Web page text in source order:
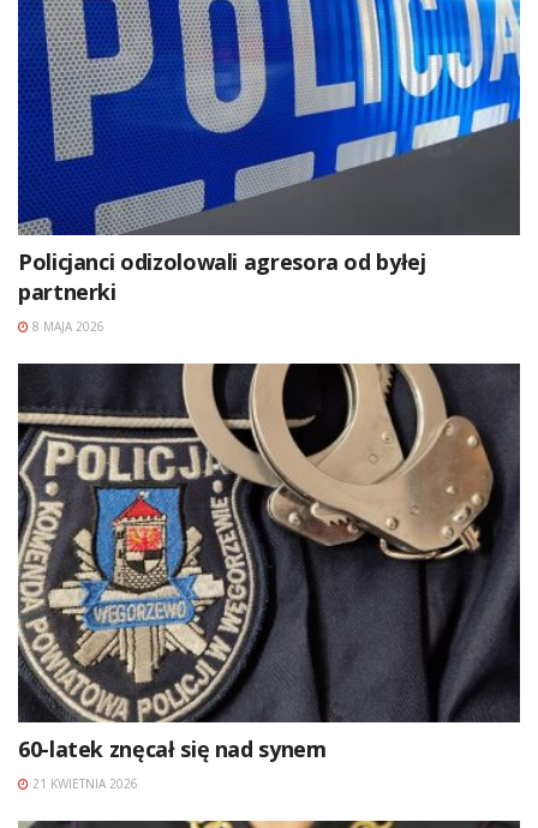
Policjanci odizolowali agresora od byłej
partnerki
8 MAJA 2026
60-latek znęcał się nad synem
21 KWIETNIA 2026